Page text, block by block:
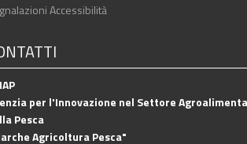
Accessibilità
per l'Innovazione nel Settore
Pesca
Agricoltura Pesca"